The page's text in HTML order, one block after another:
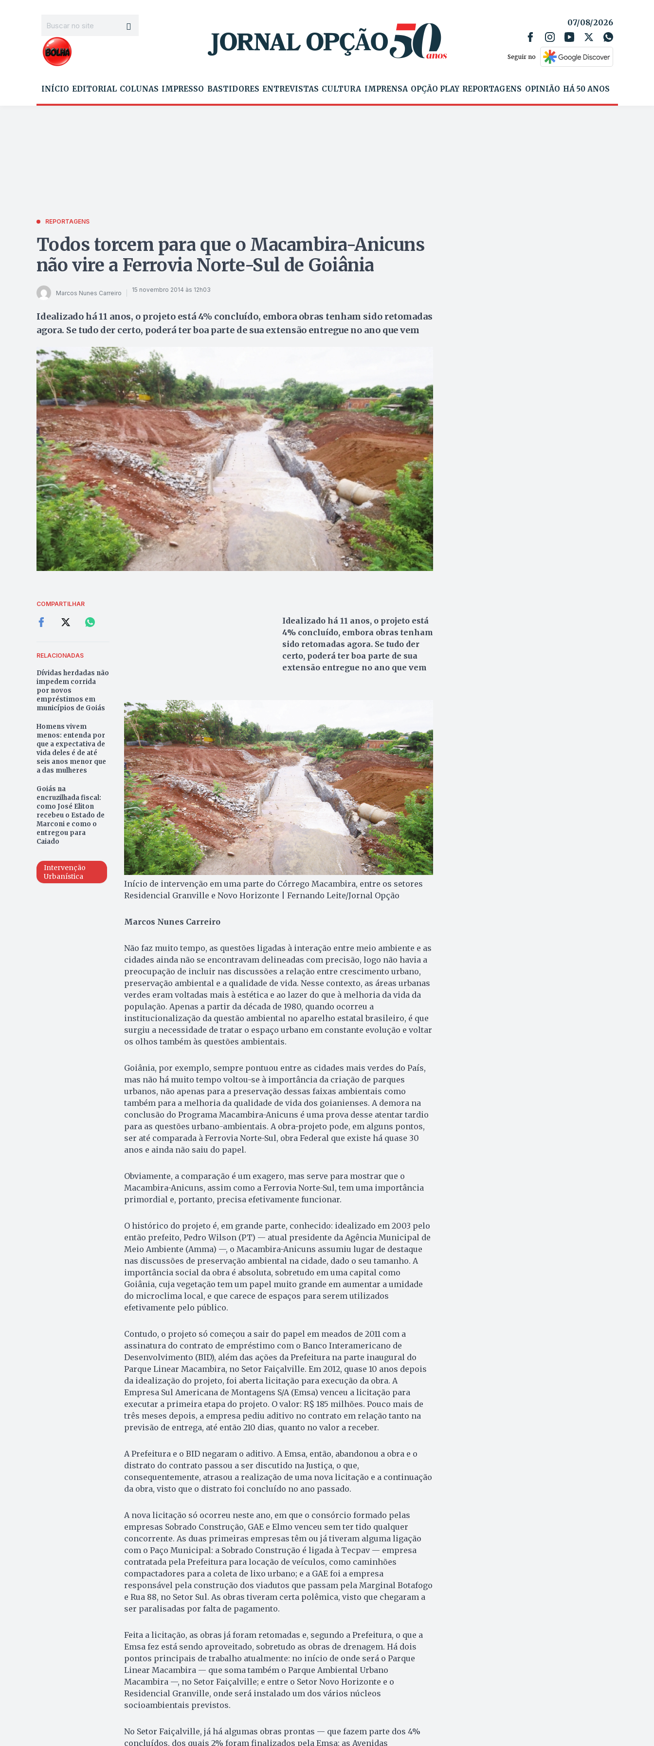
07/08/2026
Seguir no
INÍCIO EDITORIAL COLUNAS IMPRESSO BASTIDORES ENTREVISTAS CULTURA IMPRENSA OPÇÃO PLAY REPORTAGENS OPINIÃO HÁ 50 ANOS
REPORTAGENS
Todos torcem para que o Macambira-Anicuns
não vire a Ferrovia Norte-Sul de Goiânia
Marcos Nunes Carreiro 15 novembro 2014 às 12h03
Idealizado há 11 anos, o projeto está 4% concluído, embora obras tenham sido retomadas
agora. Se tudo der certo, poderá ter boa parte de sua extensão entregue no ano que vem
COMPARTILHAR
RELACIONADAS
Dívidas herdadas não
impedem corrida
por novos
empréstimos em
municípios de Goiás
Homens vivem
menos: entenda por
que a expectativa de
vida deles é de até
seis anos menor que
a das mulheres
Goiás na
encruzilhada fiscal:
como José Eliton
recebeu o Estado de
Marconi e como o
entregou para
Caiado
Intervenção
Urbanística
Idealizado há 11 anos, o projeto está
4% concluído, embora obras tenham
sido retomadas agora. Se tudo der
certo, poderá ter boa parte de sua
extensão entregue no ano que vem
Início de intervenção em uma parte do Córrego Macambira, entre os setores
Residencial Granville e Novo Horizonte | Fernando Leite/Jornal Opção
Marcos Nunes Carreiro
Não faz muito tempo, as questões ligadas à interação entre meio am­biente e as
cidades ain­da não se encontravam delineadas com precisão, logo não havia a
preocupação de incluir nas discussões a relação entre crescimento urbano,
preservação ambiental e a qualidade de vida. Nesse contexto, as áreas urbanas
verdes eram voltadas mais à estética e ao lazer do que à melhoria da vida da
população. Apenas a partir da década de 1980, quando ocorreu a
institucionalização da questão ambiental no aparelho estatal brasileiro, é que
surgiu a necessidade de tratar o espaço urbano em constante evolução e voltar
os olhos também às questões ambientais.
Goiânia, por exemplo, sempre pontuou entre as cidades mais verdes do País,
mas não há muito tempo voltou-se à importância da criação de parques
urbanos, não apenas para a preservação dessas faixas ambientais como
também para a melhoria da qualidade de vida dos goianienses. A demora na
conclusão do Programa Macambira-Anicuns é uma prova desse atentar tardio
para as questões urbano-ambientais. A obra-projeto pode, em alguns pontos,
ser até comparada à Ferrovia Norte-Sul, obra Federal que existe há quase 30
anos e ainda não saiu do papel.
Obviamente, a comparação é um exagero, mas serve para mostrar que o
Macambira-Anicuns, assim como a Ferrovia Norte-Sul, tem uma importância
primordial e, portanto, precisa efetivamente funcionar.
O histórico do projeto é, em grande parte, conhecido: idealizado em 2003 pelo
então prefeito, Pedro Wilson (PT) — atual presidente da Agência Municipal de
Meio Am­biente (Amma) —, o Ma­cambira-Anicuns assumiu lugar de destaque
nas discussões de preservação ambiental na cidade, dado o seu tamanho. A
im­portância social da obra é absoluta, sobretudo em uma capital co­mo
Goiânia, cuja vegetação tem um papel muito grande em aumentar a umidade
do microclima local, e que carece de espaços para serem utilizados
efetivamente pelo público.
Contudo, o projeto só começou a sair do papel em meados de 2011 com a
assinatura do contrato de empréstimo com o Banco Inter­americano de
Desenvol­vimento (BID), além das ações da Prefeitura na parte inaugural do
Parque Linear Macambira, no Setor Faiçalville. Em 2012, quase 10 anos depois
da idealização do projeto, foi aberta licitação para execução da obra. A
Empresa Sul Americana de Montagens S/A (Emsa) venceu a licitação para
executar a primeira etapa do projeto. O valor: R$ 185 milhões. Pouco mais de
três meses depois, a empresa pediu aditivo no contrato em relação tanto na
previsão de entrega, até então 210 dias, quanto no valor a receber.
A Prefeitura e o BID negaram o aditivo. A Emsa, então, abandonou a obra e o
distrato do contrato passou a ser discutido na Justiça, o que,
consequentemente, atrasou a realização de uma nova licitação e a continuação
da obra, visto que o distrato foi concluído no ano passado.
A nova licitação só ocorreu neste ano, em que o consórcio formado pelas
empresas Sobrado Construção, GAE e Elmo venceu sem ter tido qualquer
concorrente. As duas primeiras empresas têm ou já tiveram alguma ligação
com o Paço Municipal: a Sobrado Cons­trução é ligada à Tecpav — empresa
contratada pela Prefeitura para locação de veículos, como caminhões
compactadores para a coleta de lixo urbano; e a GAE foi a empresa
responsável pela construção dos viadutos que passam pela Marginal Botafogo
e Rua 88, no Setor Sul. As obras tiveram certa polêmica, visto que chegaram a
ser paralisadas por falta de pagamento.
Feita a licitação, as obras já foram retomadas e, segundo a Prefeitura, o que a
Emsa fez está sendo aproveitado, sobretudo as obras de drenagem. Há dois
pontos principais de trabalho atualmente: no início de onde será o Parque
Linear Macambira — que soma também o Parque Ambiental Urbano
Macambira —, no Setor Faiçalville; e entre o Setor Novo Horizonte e o
Residencial Granville, onde será instalado um dos vários núcleos
socioambientais previstos.
No Setor Faiçalville, já há algumas obras prontas — que fazem parte dos 4%
concluídos, dos quais 2% foram finalizados pela Emsa: as Avenidas